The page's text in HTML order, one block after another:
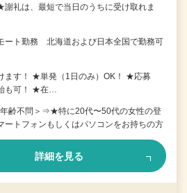
礼は、最短で当日のうちに受け取れま
ート勤務 北海道および日本全国で勤務可
ます！ ★単発（1日のみ）OK！ ★応募
も可！ ★在…
年齢不問＞⇒★特に20代〜50代の女性の登
トフォンもしくはパソコンをお持ちの方
詳細を見る